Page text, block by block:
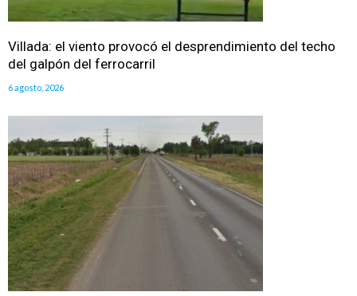
Villada: el viento provocó el desprendimiento del techo
del galpón del ferrocarril
6 agosto, 2026